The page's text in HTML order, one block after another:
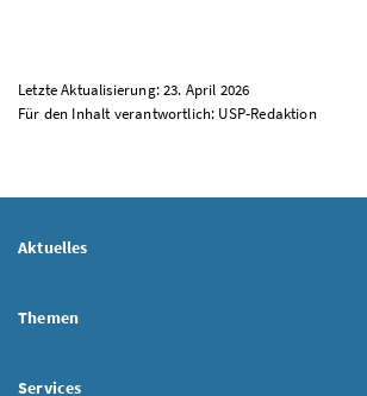
Letzte Aktualisierung: 23. April 2026
Für den Inhalt verantwortlich: USP-Redaktion
Aktuelles
Themen
Services